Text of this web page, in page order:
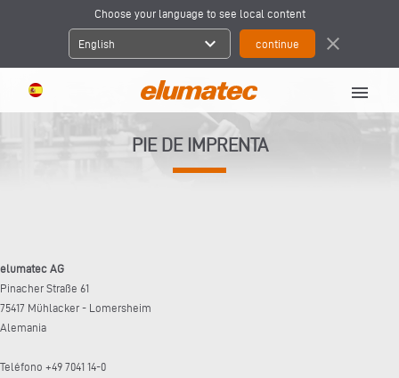
Choose your language to see local content
English expand_more close
menu
PIE DE IMPRENTA
elumatec AG
Pinacher Straße 61
75417 Mühlacker - Lomersheim
Alemania
Teléfono +49 7041 14-0